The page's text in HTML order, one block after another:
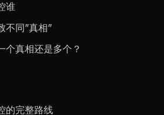
谁
不同”真相”
个真相还是多个？
的完整路线